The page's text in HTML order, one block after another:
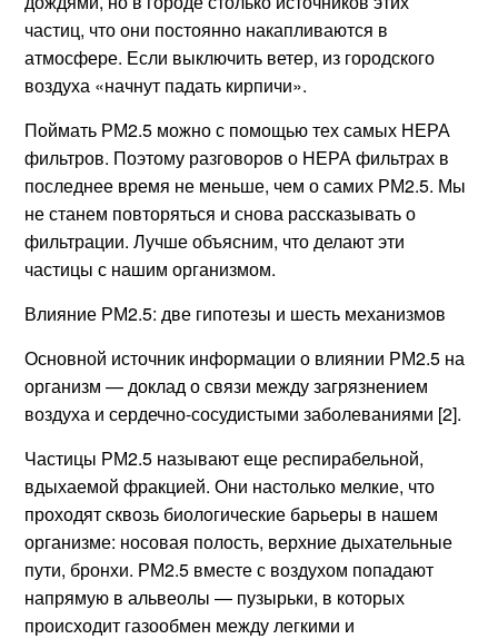
частиц, что они постоянно накапливаются в
атмосфере. Если выключить ветер, из городского
воздуха «начнут падать кирпичи».
Поймать РМ2.5 можно с помощью тех самых НЕРА
фильтров. Поэтому разговоров о НЕРА фильтрах в
последнее время не меньше, чем о самих РМ2.5. Мы
не станем повторяться и снова рассказывать о
фильтрации. Лучше объясним, что делают эти
частицы с нашим организмом.
Влияние РМ2.5: две гипотезы и шесть механизмов
Основной источник информации о влиянии РМ2.5 на
организм — доклад о связи между загрязнением
воздуха и сердечно-сосудистыми заболеваниями [2].
Частицы РМ2.5 называют еще респирабельной,
вдыхаемой фракцией. Они настолько мелкие, что
проходят сквозь биологические барьеры в нашем
организме: носовая полость, верхние дыхательные
пути, бронхи. РМ2.5 вместе с воздухом попадают
напрямую в альвеолы — пузырьки, в которых
происходит газообмен между легкими и